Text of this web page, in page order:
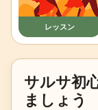
レッスン
サルサ初
ましょう